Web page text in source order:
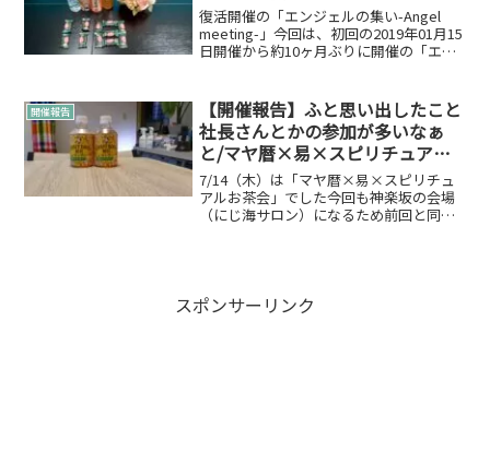
復活開催の「エンジェルの集い-Angel
meeting-」今回は、初回の2019年01月15
日開催から約10ヶ月ぶりに開催の「エン
ろいろありまして...
開催報告
【開催報告】ふと思い出したこと
社長さんとかの参加が多いなぁ
と/マヤ暦×易×スピリチュアル
お茶会
7/14（木）は「マヤ暦×易×スピリチュ
アルお茶会」でした今回も神楽坂の会場
（にじ海サロン）になるため前回と同様
スポンサーリンク